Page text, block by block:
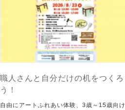
職人さんと自分だけの机をつくろ
う！
自由にアートふれあい体験、3歳～15歳向け